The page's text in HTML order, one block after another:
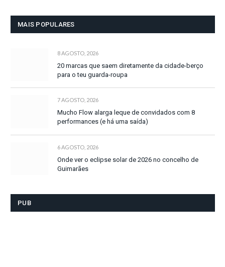
MAIS POPULARES
8 AGOSTO, 2026
20 marcas que saem diretamente da cidade-berço
para o teu guarda-roupa
7 AGOSTO, 2026
Mucho Flow alarga leque de convidados com 8
performances (e há uma saída)
6 AGOSTO, 2026
Onde ver o eclipse solar de 2026 no concelho de
Guimarães
PUB